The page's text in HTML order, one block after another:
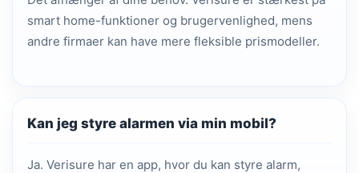
smart home-funktioner og brugervenlighed, mens
andre firmaer kan have mere fleksible prismodeller.
Kan jeg styre alarmen via min mobil?
Ja. Verisure har en app, hvor du kan styre alarm,